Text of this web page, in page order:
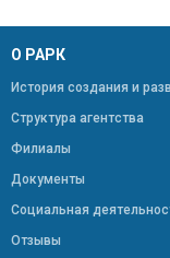
О РАРК
История создания и
Структура агентства
Филиалы
Документы
Социальная
Отзывы